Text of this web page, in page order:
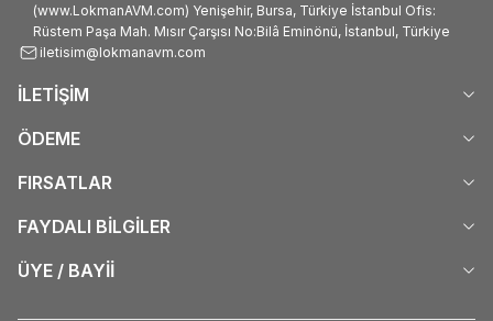
(www.LokmanAVM.com) Yenişehir, Bursa, Türkiye İstanbul Ofis:
Rüstem Paşa Mah. Mısır Çarşısı No:Bilâ Eminönü, İstanbul, Türkiye
iletisim@lokmanavm.com
İLETİŞİM
ÖDEME
FIRSATLAR
FAYDALI BİLGİLER
ÜYE / BAYİİ